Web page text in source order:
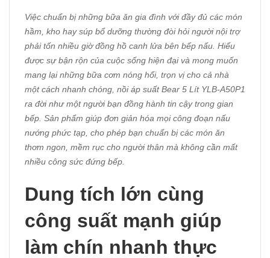
Việc chuẩn bị những bữa ăn gia đình với đầy đủ các món
hầm, kho hay súp bổ dưỡng thường đòi hỏi người nội trợ
phải tốn nhiều giờ đồng hồ canh lửa bên bếp nấu. Hiểu
được sự bận rộn của cuộc sống hiện đại và mong muốn
mang lại những bữa cơm nóng hổi, trọn vị cho cả nhà
một cách nhanh chóng, nồi áp suất Bear 5 Lít YLB-A50P1
ra đời như một người bạn đồng hành tin cậy trong gian
bếp. Sản phẩm giúp đơn giản hóa mọi công đoạn nấu
nướng phức tạp, cho phép bạn chuẩn bị các món ăn
thơm ngon, mềm rục cho người thân mà không cần mất
nhiều công sức đứng bếp.
Dung tích lớn cùng
công suất mạnh giúp
làm chín nhanh thực